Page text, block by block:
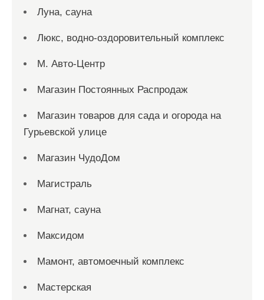
Луна, сауна
Люкс, водно-оздоровительный комплекс
М. Авто-Центр
Магазин Постоянных Распродаж
Магазин товаров для сада и огорода на
Гурьевской улице
Магазин ЧудоДом
Магистраль
Магнат, сауна
Максидом
Мамонт, автомоечный комплекс
Мастерская